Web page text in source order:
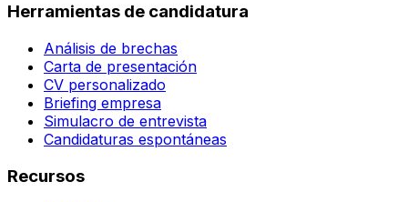
Herramientas de candidatura
Análisis de brechas
Carta de presentación
CV personalizado
Briefing empresa
Simulacro de entrevista
Candidaturas espontáneas
Recursos